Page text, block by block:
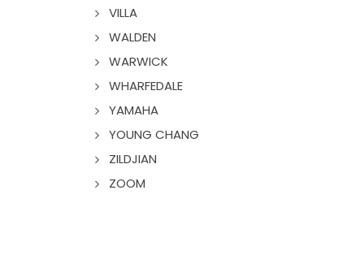
VILLA
WALDEN
WARWICK
WHARFEDALE
YAMAHA
YOUNG CHANG
ZILDJIAN
ZOOM